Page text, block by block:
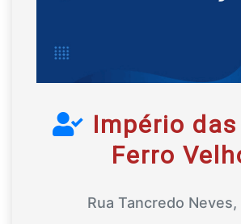
Império
Ferro
Rua Tancredo Neves,